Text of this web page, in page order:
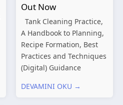
Out Now
Tank Cleaning Practice,
A Handbook to Planning,
Recipe Formation, Best
Practices and Techniques
(Digital) Guidance
Structures – Consolidated
DEVAMINI OKU →